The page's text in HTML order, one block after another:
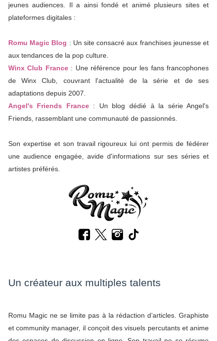
jeunes audiences. Il a ainsi fondé et animé plusieurs sites et
plateformes digitales :
Romu Magic Blog : Un site consacré aux franchises jeunesse et
aux tendances de la pop culture.
Winx Club France: Une référence pour les fans francophones
de Winx Club, couvrant l'actualité de la série et de ses
adaptations depuis 2007.
Angel's Friends France: Un blog dédié à la série Angel's
Friends, rassemblant une communauté de passionnés.
Son expertise et son travail rigoureux lui ont permis de fédérer
une audience engagée, avide d'informations sur ses séries et
artistes préférés.
Un créateur aux multiples talents
Romu Magic ne se limite pas à la rédaction d’articles. Graphiste
et community manager, il conçoit des visuels percutants et anime